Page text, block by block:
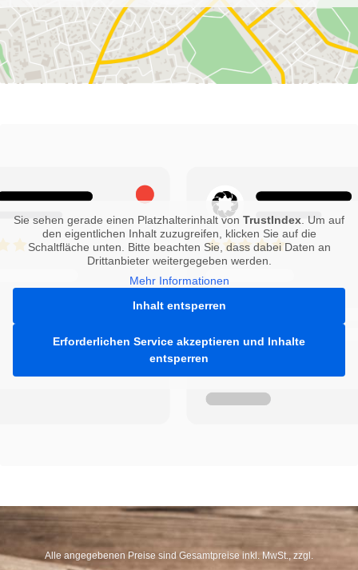
Sie sehen gerade einen Platzhalterinhalt von TrustIndex. Um auf
den eigentlichen Inhalt zuzugreifen, klicken Sie auf die
Schaltfläche unten. Bitte beachten Sie, dass dabei Daten an
Drittanbieter weitergegeben werden.
Mehr Informationen
Inhalt entsperren
Erforderlichen Service akzeptieren und Inhalte
entsperren
Alle angegebenen Preise sind Gesamtpreise inkl. MwSt., zzgl.